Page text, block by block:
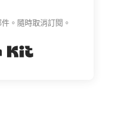
。隨時取消訂閱。